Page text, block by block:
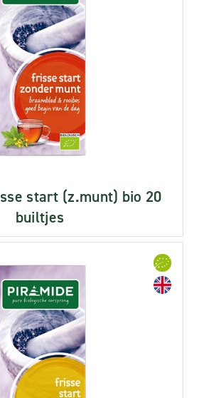
start (z.munt) bio 20
builtjes